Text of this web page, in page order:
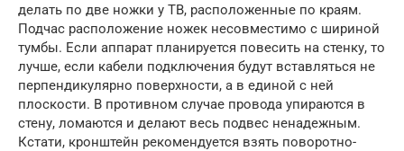
делать по две ножки у ТВ, расположенные по краям.
Подчас расположение ножек несовместимо с шириной
тумбы. Если аппарат планируется повесить на стенку, то
лучше, если кабели подключения будут вставляться не
перпендикулярно поверхности, а в единой с ней
плоскости. В противном случае провода упираются в
стену, ломаются и делают весь подвес ненадежным.
Кстати, кронштейн рекомендуется взять поворотно-